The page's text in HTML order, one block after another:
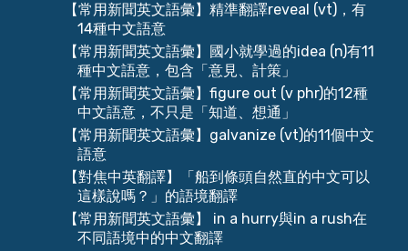
【常用新聞英文語彙】精準翻譯reveal (vt)，有
14種中文語意
【常用新聞英文語彙】國小就學過的idea (n)有11
種中文語意，包含「意見、計策」
【常用新聞英文語彙】figure out (v phr)的12種
中文語意，不只是「知道、想通」
【常用新聞英文語彙】galvanize (vt)的11個中文
語意
【對焦中英翻譯】「船到條頭自然直的中文可以
這樣說嗎？」的語境翻譯
【常用新聞英文語彙】 in a hurry與in a rush在
不同語境中的中文翻譯